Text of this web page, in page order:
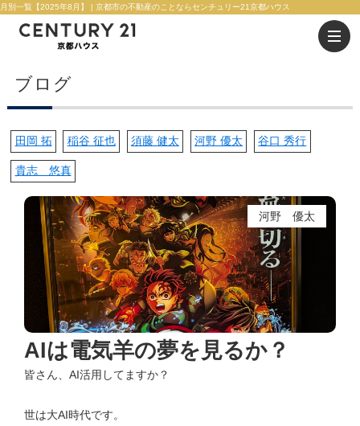
月別一覧【2025年8月】 | 京都市の不動産のことならセンチュリー21京都ハウス
ブログ
田岡 拓 稲谷 征也 須藤 健太 河野 優太 谷口 秀行
貴志 悠真
河野 優太
AIは電気羊の夢を見るか？
皆さん、AI活用してますか？
世は大AI時代です。